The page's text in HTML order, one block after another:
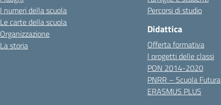
I numeri della scuola
Le carte della scuola
Organizzazione
La storia
Percorsi di studio
Didattica
Offerta formativa
I progetti delle classi
PON 2014-2020
PNRR – Scuola Futura
ERASMUS PLUS